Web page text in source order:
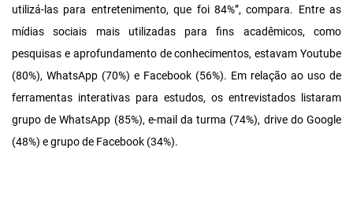
utilizá-las para entretenimento, que foi 84%”, compara. Entre as
mídias sociais mais utilizadas para fins acadêmicos, como
pesquisas e aprofundamento de conhecimentos, estavam Youtube
(80%), WhatsApp (70%) e Facebook (56%). Em relação ao uso de
ferramentas interativas para estudos, os entrevistados listaram
grupo de WhatsApp (85%), e-mail da turma (74%), drive do Google
(48%) e grupo de Facebook (34%).